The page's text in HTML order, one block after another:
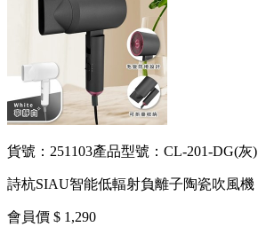
貨號：251103產品型號：CL-201-DG(灰)
詩杭SIAU智能低輻射負離子陶瓷吹風機
會員價 $ 1,290